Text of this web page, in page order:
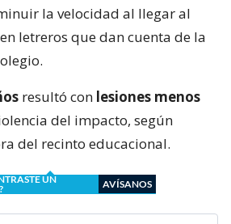
la velocidad al llegar al
letreros que dan cuenta de la
resultó con lesiones menos
del impacto, según
del recinto educacional.
UN
AVÍSANOS